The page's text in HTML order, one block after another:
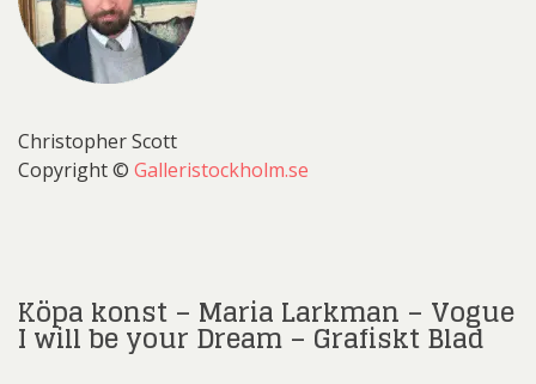
Christopher Scott
Copyright © Galleristockholm.se
Köpa konst – Maria Larkman – Vogue
I will be your Dream – Grafiskt Blad